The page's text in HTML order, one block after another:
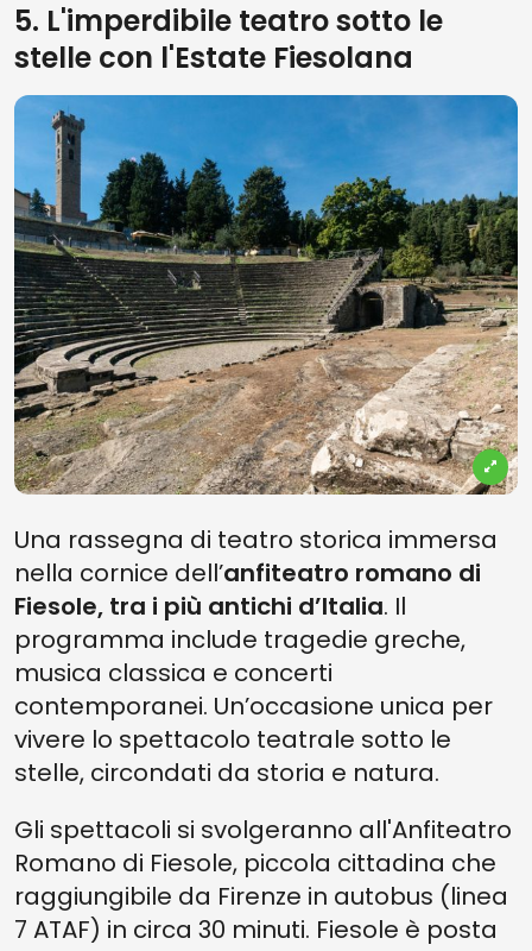
5. L'imperdibile teatro sotto le
stelle con l'Estate Fiesolana
Una rassegna di teatro storica immersa
nella cornice dell’anfiteatro romano di
Fiesole, tra i più antichi d’Italia. Il
programma include tragedie greche,
musica classica e concerti
contemporanei. Un’occasione unica per
vivere lo spettacolo teatrale sotto le
stelle, circondati da storia e natura.
Gli spettacoli si svolgeranno all'Anfiteatro
Romano di Fiesole, piccola cittadina che
raggiungibile da Firenze in autobus (linea
7 ATAF) in circa 30 minuti. Fiesole è posta